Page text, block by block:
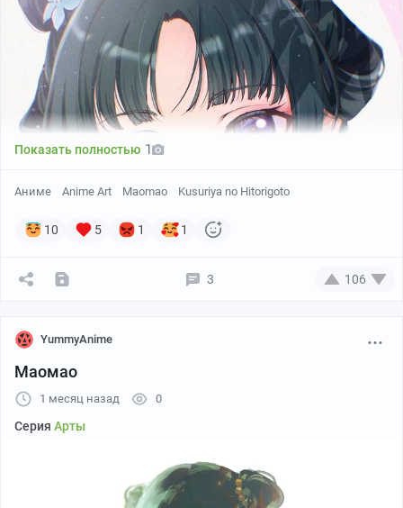
Маомао из «Монолог фармацевта» отOmichi（おみ
Показать полностью 1
Аниме Anime Art Maomao Kusuriya no Hitorigoto
10 5 1 1
3 106
YummyAnime
Маомао
1 месяц назад 0
Серия Арты